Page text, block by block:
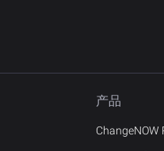
产品
ChangeNOW